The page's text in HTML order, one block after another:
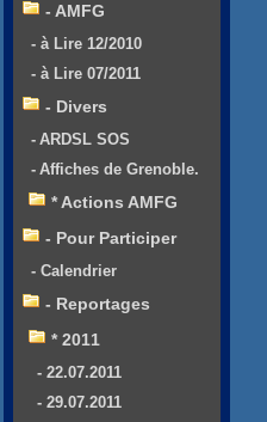
- AMFG
- à Lire 12/2010
- à Lire 07/2011
- Divers
- ARDSL SOS
- Affiches de Grenoble.
* Actions AMFG
- Pour Participer
- Calendrier
- Reportages
* 2011
- 22.07.2011
- 29.07.2011